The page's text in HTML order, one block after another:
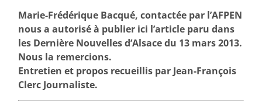
Marie-Frédérique Bacqué, contactée par l’AFPEN
nous a autorisé à publier ici l’article paru dans
les Dernière Nouvelles d’Alsace du 13 mars 2013.
Nous la remercions.
Entretien et propos recueillis par Jean-François
Clerc Journaliste.